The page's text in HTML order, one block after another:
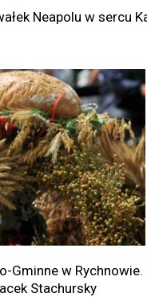
Neapolu w sercu
Gminne w Rychnowie.
Stachursky